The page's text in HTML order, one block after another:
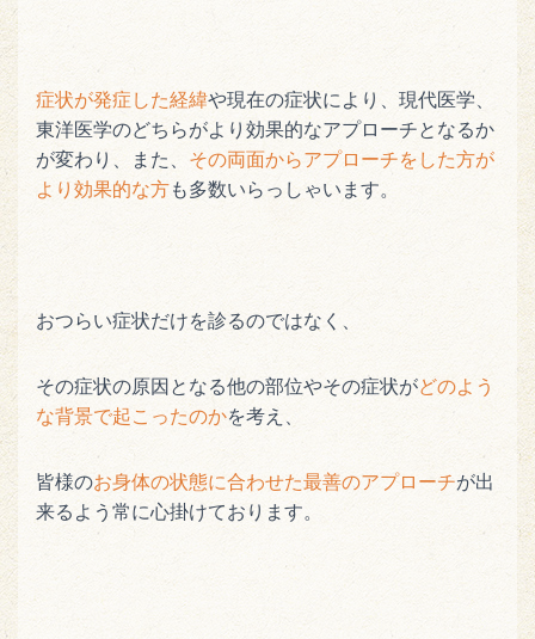
症状が発症した経緯や現在の症状により、現代医学、
東洋医学のどちらがより効果的なアプローチとなるか
が変わり、また、 その両面からアプローチをした方が
より効果的な方も多数いらっしゃいます。
おつらい症状だけを診るのではなく、
その症状の原因となる他の部位やその症状がどのよう
な背景で起こったのかを考え、
皆様のお身体の状態に合わせた最善のアプローチが出
来るよう常に心掛けております。